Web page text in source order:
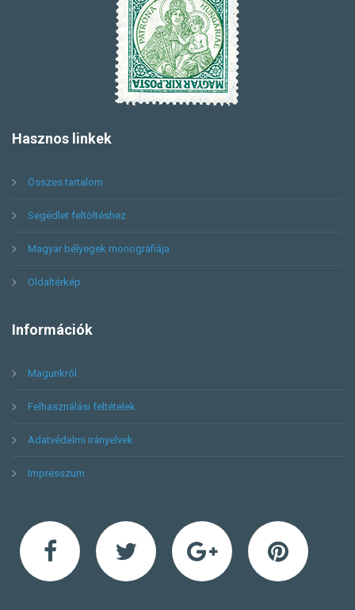
Hasznos linkek
Összes tartalom
Segédlet feltöltéshez
Magyar bélyegek monográfiája
Oldaltérkép
Információk
Magunkról
Felhasználási feltételek
Adatvédelmi irányelvek
Impresszum